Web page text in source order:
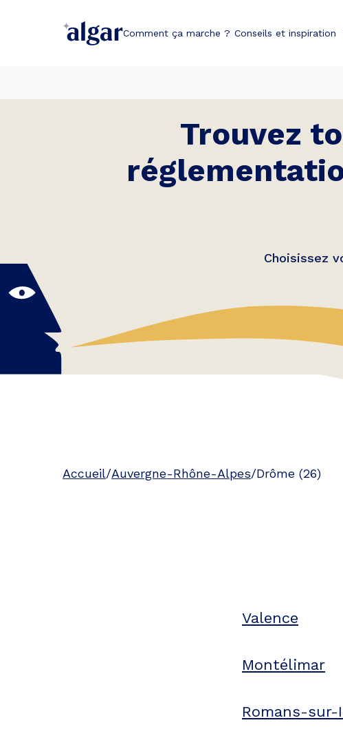
Comment ça marche ? Conseils et inspiration
Trouvez
Choisissez
Accueil/Auvergne-Rhône-Alpes/Drôme (26)
Valence
Montélimar
Romans-sur-